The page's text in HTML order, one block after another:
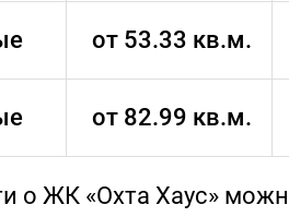
от 53.33 кв.м.
от 82.99 кв.м.
о ЖК «Охта Хаус»